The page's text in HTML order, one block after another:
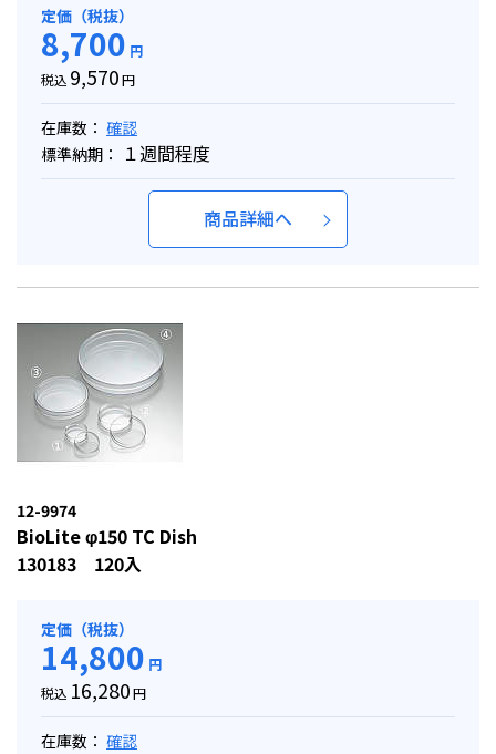
定価（税抜）
8,700 円
税込 9,570円
在庫数： 確認
標準納期：
１週間程度
商品詳細へ
12-9974
BioLite φ150 TC Dish
130183 120入
定価（税抜）
14,800 円
税込 16,280円
在庫数： 確認